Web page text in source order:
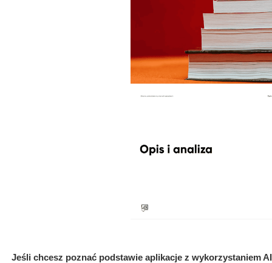
Jeśli chcesz poznać podstawie aplikacje z wykorzystaniem